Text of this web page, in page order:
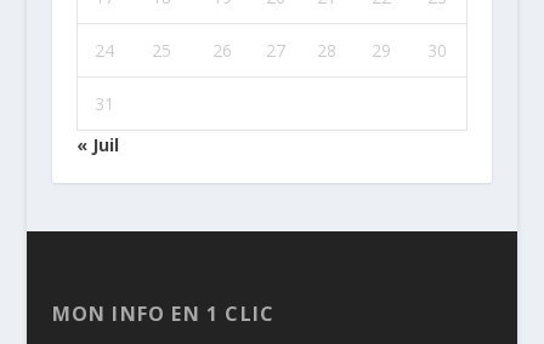
24 25 26 27 28 29 30
31
« Juil
MON INFO EN 1 CLIC